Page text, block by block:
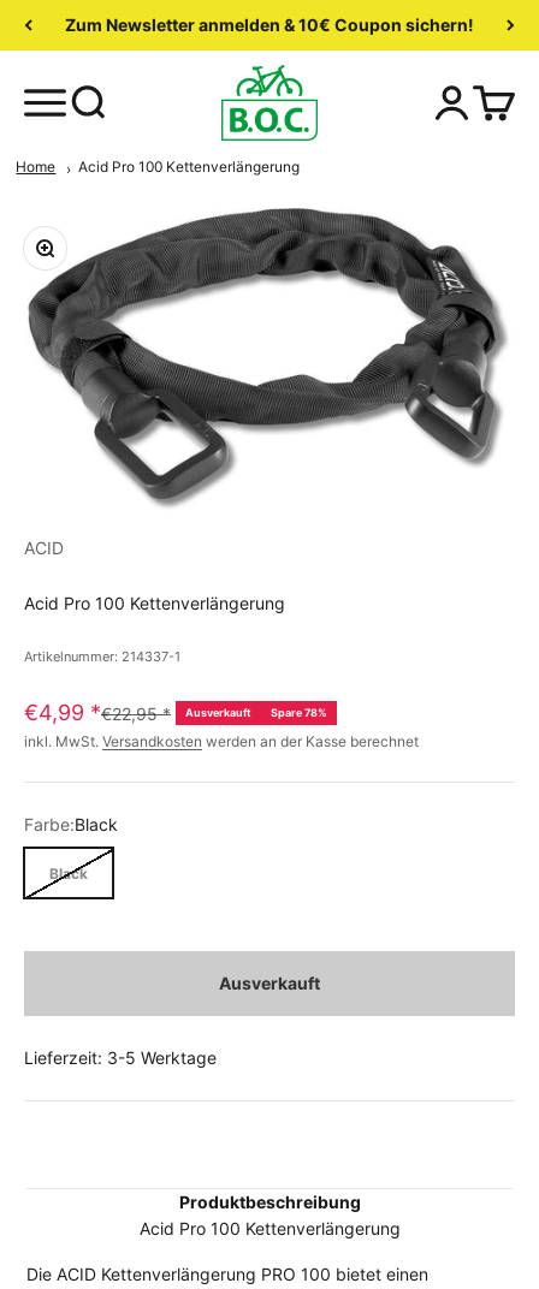
Zum Newsletter anmelden & 10€ Coupon sichern!
Home Acid Pro 100 Kettenverlängerung
ACID
Acid Pro 100 Kettenverlängerung
Artikelnummer: 214337-1
€4,99 *€22,95* Ausverkauft Spare 78%
inkl. MwSt. Versandkosten werden an der Kasse berechnet
Farbe:Black
Black
Ausverkauft
Lieferzeit: 3-5 Werktage
Produktbeschreibung
Acid Pro 100 Kettenverlängerung
Die ACID Kettenverlängerung PRO 100 bietet einen